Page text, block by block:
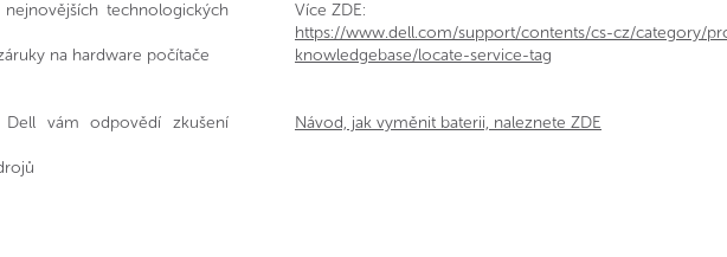
technologických
na hardware počítače
vám odpovědí zkušení
Více ZDE:
https://www.dell.com/support/contents/cs-cz/category/
knowledgebase/locate-service-tag
Návod, jak vyměnit baterii, naleznete ZDE